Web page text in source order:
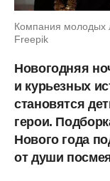
Компания молодых
Freepik
Новогодняя
и курьезных
становятся
герои.
Нового года
от души